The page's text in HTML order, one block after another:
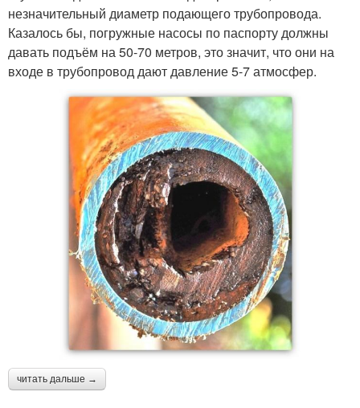
незначительный диаметр подающего трубопровода.
Казалось бы, погружные насосы по паспорту должны
давать подъём на 50-70 метров, это значит, что они на
входе в трубопровод дают давление 5-7 атмосфер.
читать дальше →